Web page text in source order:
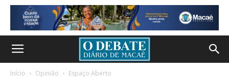
Início Opinião Espaço Aberto